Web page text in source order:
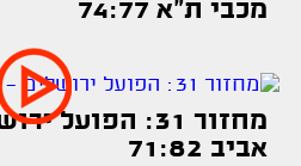
מכבי ת"א 74:77
מחזור 31:
אביב 71:82